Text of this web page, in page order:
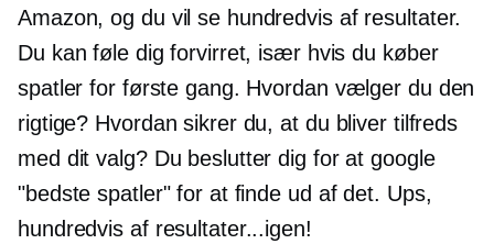
Amazon, og du vil se hundredvis af resultater.
Du kan føle dig forvirret, især hvis du køber
spatler for første gang. Hvordan vælger du den
rigtige? Hvordan sikrer du, at du bliver tilfreds
med dit valg? Du beslutter dig for at google
"bedste spatler" for at finde ud af det. Ups,
hundredvis af resultater...igen!